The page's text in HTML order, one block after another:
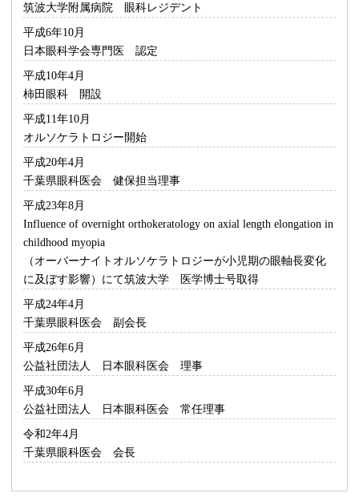
筑波大学附属病院 眼科レジデント
平成6年10月
日本眼科学会専門医 認定
平成10年4月
柿田眼科 開設
平成11年10月
オルソケラトロジー開始
平成20年4月
千葉県眼科医会 健保担当理事
平成23年8月
Influence of overnight orthokeratology on axial length elongation in
childhood myopia
（オーバーナイトオルソケラトロジーが小児期の眼軸長変化
に及ぼす影響）にて筑波大学 医学博士号取得
平成24年4月
千葉県眼科医会 副会長
平成26年6月
公益社団法人 日本眼科医会 理事
平成30年6月
公益社団法人 日本眼科医会 常任理事
令和2年4月
千葉県眼科医会 会長